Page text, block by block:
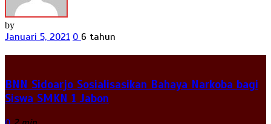
by
Januari 5, 2021 0 6 tahun
BNN Sidoarjo Sosialisasikan Bahaya Narkoba bagi
Siswa SMKN 1 Jabon